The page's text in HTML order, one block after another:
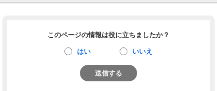
このページの情報は役に立ちましたか？
はい いいえ
送信する